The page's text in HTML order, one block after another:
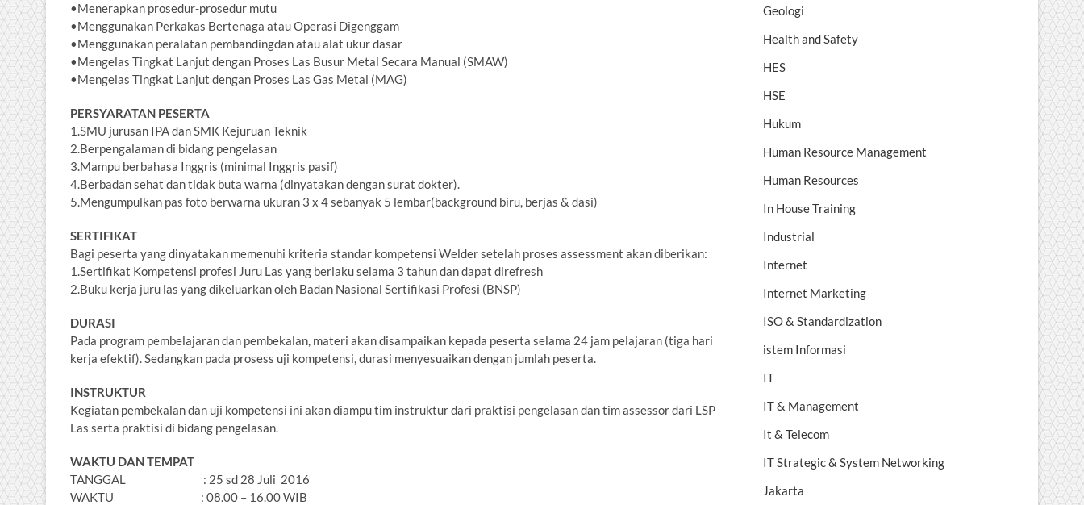
•Menerapkan prosedur-prosedur mutu
•Menggunakan Perkakas Bertenaga atau Operasi Digenggam
•Menggunakan peralatan pembandingdan atau alat ukur dasar
•Mengelas Tingkat Lanjut dengan Proses Las Busur Metal Secara Manual (SMAW)
•Mengelas Tingkat Lanjut dengan Proses Las Gas Metal (MAG)
PERSYARATAN PESERTA
1.SMU jurusan IPA dan SMK Kejuruan Teknik
2.Berpengalaman di bidang pengelasan
3.Mampu berbahasa Inggris (minimal Inggris pasif)
4.Berbadan sehat dan tidak buta warna (dinyatakan dengan surat dokter).
5.Mengumpulkan pas foto berwarna ukuran 3 x 4 sebanyak 5 lembar(background biru, berjas & dasi)
SERTIFIKAT
Bagi peserta yang dinyatakan memenuhi kriteria standar kompetensi Welder setelah proses assessment akan diberikan:
1.Sertifikat Kompetensi profesi Juru Las yang berlaku selama 3 tahun dan dapat direfresh
2.Buku kerja juru las yang dikeluarkan oleh Badan Nasional Sertifikasi Profesi (BNSP)
DURASI
Pada program pembelajaran dan pembekalan, materi akan disampaikan kepada peserta selama 24 jam pelajaran (tiga hari
kerja efektif). Sedangkan pada prosess uji kompetensi, durasi menyesuaikan dengan jumlah peserta.
INSTRUKTUR
Kegiatan pembekalan dan uji kompetensi ini akan diampu tim instruktur dari praktisi pengelasan dan tim assessor dari LSP
Las serta praktisi di bidang pengelasan.
WAKTU DAN TEMPAT
TANGGAL : 25 sd 28 Juli 2016
WAKTU : 08.00 – 16.00 WIB
Geologi
Health and Safety
HES
HSE
Hukum
Human Resource Management
Human Resources
In House Training
Industrial
Internet
Internet Marketing
ISO & Standardization
istem Informasi
IT
IT & Management
It & Telecom
IT Strategic & System Networking
Jakarta